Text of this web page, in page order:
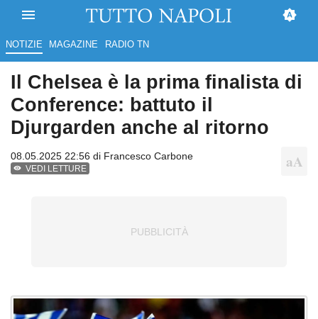
NOTIZIE MAGAZINE RADIO TN
Il Chelsea è la prima finalista di
Conference: battuto il
Djurgarden anche al ritorno
08.05.2025 22:56 di Francesco Carbone
VEDI LETTURE